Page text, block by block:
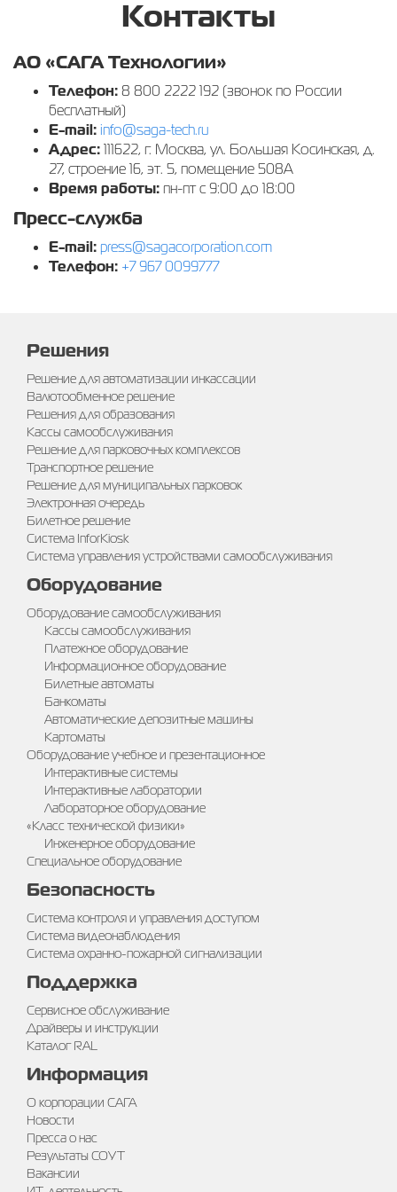
Контакты
АО «САГА Технологии»
Телефон:8 800 2222 192 (звонок по России
бесплатный)
E-mail:info@saga-tech.ru
Адрес:111622, г. Москва, ул. Большая Косинская, д.
27, строение 16, эт. 5, помещение 508А
Время работы:пн-пт с 9:00 до 18:00
Пресс-служба
E-mail:press@sagacorporation.com
Телефон: +7 967 0099777
Решения
Решение для автоматизации инкассации
Валютообменное решение
Решения для образования
Кассы самообслуживания
Решение для парковочных комплексов
Транспортное решение
Решение для муниципальных парковок
Электронная очередь
Билетное решение
Система InforKiosk
Система управления устройствами самообслуживания
Оборудование
Оборудование самообслуживания
Кассы самообслуживания
Платежное оборудование
Информационное оборудование
Билетные автоматы
Банкоматы
Автоматические депозитные машины
Картоматы
Оборудование учебное и презентационное
Интерактивные системы
Интерактивные лаборатории
Лабораторное оборудование
«Класс технической физики»
Инженерное оборудование
Специальное оборудование
Безопасность
Система контроля и управления доступом
Система видеонаблюдения
Система охранно-пожарной сигнализации
Поддержка
Сервисное обслуживание
Драйверы и инструкции
Каталог RAL
Информация
О корпорации САГА
Новости
Пресса о нас
Результаты СОУТ
Вакансии